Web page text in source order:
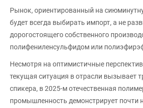
Рынок, ориентированный на
будет всегда выбирать импорт, а не
дорогостоящего собственного
полифениленсульфидом или
Несмотря на оптимистичные
текущая ситуация в отрасли вызывает
спикера, в 2025-м отечественная
промышленность демонстрирует почти